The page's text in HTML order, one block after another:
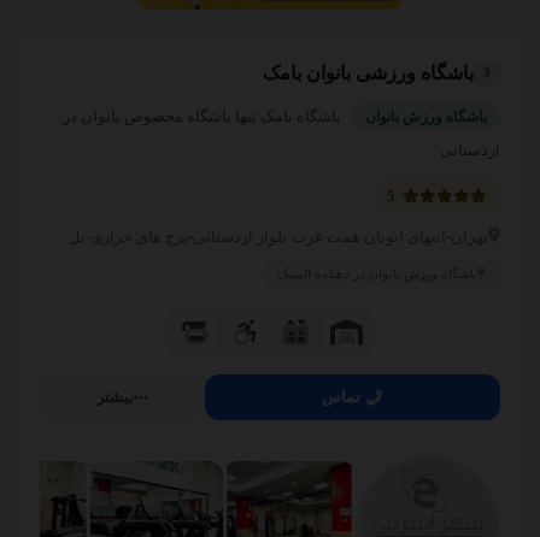
3 باشگاه ورزشی بانوان بامک
باشگاه ورزش بانوان
باشگاه بامک تنها باشگاه مخصوص بانوان در
اردستانی
تماس بیشتر